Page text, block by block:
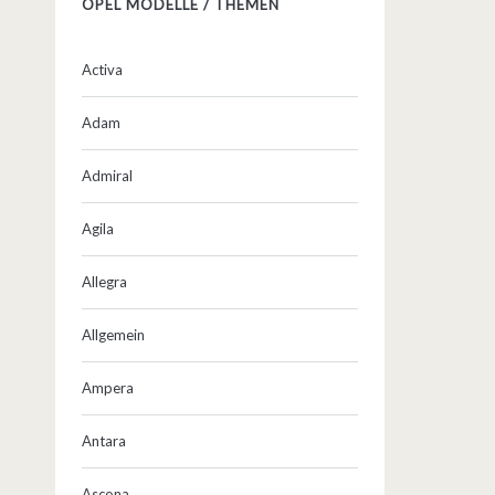
OPEL MODELLE / THEMEN
Activa
Adam
Admiral
Agila
Allegra
Allgemein
Ampera
Antara